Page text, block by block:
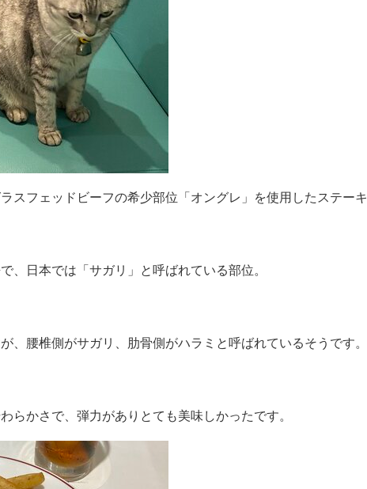
スフェッドビーフの希少部位「オングレ」を使用したステーキ
、日本では「サガリ」と呼ばれている部位。
、 腰椎側がサガリ、肋骨側がハラミと呼ばれているそうです。
らかさで、弾力がありとても美味しかったです。